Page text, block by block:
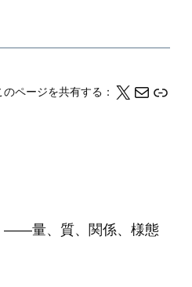
のページを共有する： X メール このページの情報をクリップボードにコピーする
――量、質、関係、様態